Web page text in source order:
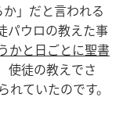
」だと言われる
パウロの教えた事
かと日ごとに聖書
使徒の教えでさ
ていたのです。